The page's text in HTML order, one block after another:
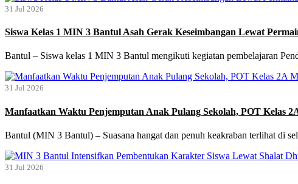
31 Jul 2026
Siswa Kelas 1 MIN 3 Bantul Asah Gerak Keseimbangan Lewat
Bantul – Siswa kelas 1 MIN 3 Bantul mengikuti kegiatan pembelajaran
31 Jul 2026
Manfaatkan Waktu Penjemputan Anak Pulang Sekolah, POT Kelas
Bantul (MIN 3 Bantul) – Suasana hangat dan penuh keakraban terlihat di
31 Jul 2026